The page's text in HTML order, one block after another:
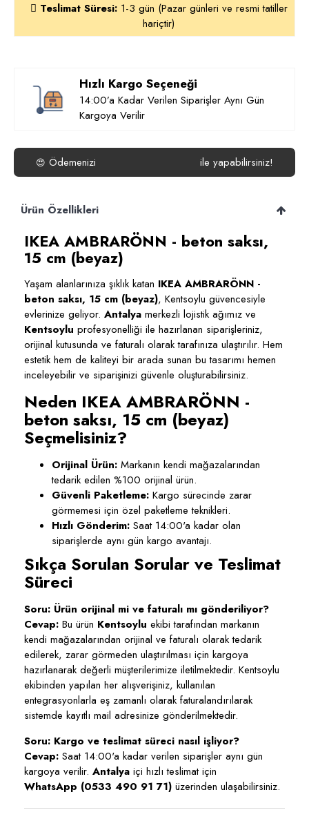
Teslimat Süresi:1-3 gün (Pazar günleri ve resmi tatiller
hariçtir)
Hızlı Kargo Seçeneği
14:00’a Kadar Verilen Siparişler Aynı Gün
Kargoya Verilir
😍 Ödemenizi ile yapabilirsiniz!
Ürün Özellikleri
IKEA AMBRARÖNN - beton saksı,
15 cm (beyaz)
Yaşam alanlarınıza şıklık katan IKEA AMBRARÖNN -
beton saksı, 15 cm (beyaz), Kentsoylu güvencesiyle
evlerinize geliyor. Antalya merkezli lojistik ağımız ve
Kentsoylu profesyonelliği ile hazırlanan siparişleriniz,
orijinal kutusunda ve faturalı olarak tarafınıza ulaştırılır. Hem
estetik hem de kaliteyi bir arada sunan bu tasarımı hemen
inceleyebilir ve siparişinizi güvenle oluşturabilirsiniz.
Neden IKEA AMBRARÖNN -
beton saksı, 15 cm (beyaz)
Seçmelisiniz?
Orijinal Ürün: Markanın kendi mağazalarından
tedarik edilen %100 orijinal ürün.
Güvenli Paketleme: Kargo sürecinde zarar
görmemesi için özel paketleme teknikleri.
Hızlı Gönderim: Saat 14:00'a kadar olan
siparişlerde aynı gün kargo avantajı.
Sıkça Sorulan Sorular ve Teslimat
Süreci
Soru: Ürün orijinal mi ve faturalı mı gönderiliyor?
Cevap: Bu ürün Kentsoylu ekibi tarafından markanın
kendi mağazalarından orijinal ve faturalı olarak tedarik
edilerek, zarar görmeden ulaştırılması için kargoya
hazırlanarak değerli müşterilerimize iletilmektedir. Kentsoylu
ekibinden yapılan her alışverişiniz, kullanılan
entegrasyonlarla eş zamanlı olarak faturalandırılarak
sistemde kayıtlı mail adresinize gönderilmektedir.
Soru: Kargo ve teslimat süreci nasıl işliyor?
Cevap: Saat 14:00'a kadar verilen siparişler aynı gün
kargoya verilir. Antalya içi hızlı teslimat için
WhatsApp (0533 490 91 71) üzerinden ulaşabilirsiniz.